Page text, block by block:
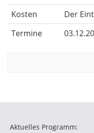
Kosten
Der
Termine
Aktuelles Programm: